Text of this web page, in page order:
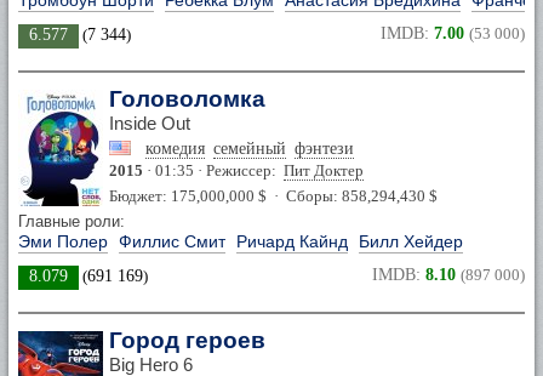
6.577 (7 344) IMDB: 7.00 (53 000)
Головоломка
Inside Out
комедия семейный фэнтези
2015 · 01:35 · Режиссер: Пит Доктер
Бюджет: 175,000,000 $ · Сборы: 858,294,430 $
Главные роли:
Эми Полер Филлис Смит Ричард Кайнд Билл Хейдер
8.079 (691 169) IMDB: 8.10 (897 000)
Город героев
Big Hero 6